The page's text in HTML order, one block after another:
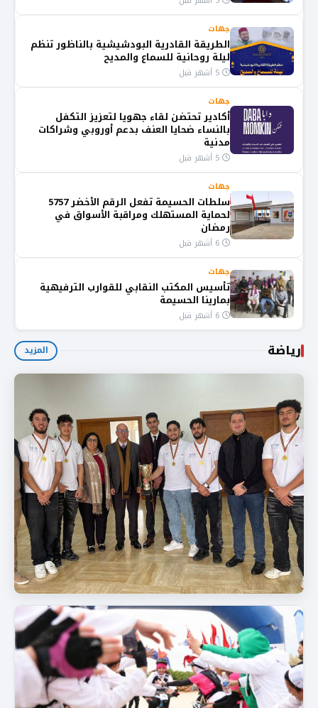
جهات
الطريقة القادرية البودشيشية بالناظور تنظم
ليلة روحانية للسماع والمديح
جهات
أكادير تحتضن لقاء جهويا لتعزيز التكفل
بالنساء ضحايا العنف بدعم أوروبي وشراكات
مدنية
جهات
سلطات الحسيمة تفعل الرقم الأخضر 5757
لحماية المستهلك ومراقبة الأسواق في
رمضان
جهات
تأسيس المكتب النقابي للقوارب الترفيهية
بمارينا الحسيمة
رياضة المزيد
رياضة
كلية أكدال تحتفل بإنجازات فريقها الرياضي
وتؤكد التزامها بالتميز الطلابي والبحث
العلمي